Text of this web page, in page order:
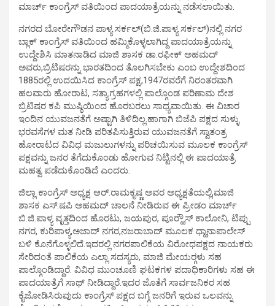
ಮಾರ್ಚ್ ಕಾಂಗ್ರೆಸ್ ವತಿಯಿಂದ ಪಾದಯಾತ್ರೆಯನ್ನು ನಡೆಸಲಾಯಿತು.
ನಗರದ ಬೋರೇಗೌಡನ ಪಾಳ್ಯ ಸರ್ಕಲ್(ಬಿ.ಜಿ.ಪಾಳ್ಯ ಸರ್ಕಲ್)ನಲ್ಲಿ ನಗರ
ಬ್ಲಾಕ್ ಕಾಂಗ್ರೆಸ್ ವತಿಯಿಂದ ಹಮ್ಮಿಕೊಳ್ಳಲಾಗಿದ್ದ ಪಾದಯಾತ್ರೆಯನ್ನು
ಉದ್ದೇಶಿಸಿ ಮಾತನಾಡಿದ ಮಾಜಿ ಶಾಸಕ ಡಾ.ರಫೀಕ್ ಅಹಮದ್
ಅವರು,ಬ್ರಿಟಿಷರನ್ನು ಭಾರತದಿಂದ ತೊಲಗಿಸಬೇಕು ಎಂಬ ಉದ್ದೇಶದಿಂದ
1885ರಲ್ಲಿ ಉದಯಿಸಿದ ಕಾಂಗ್ರೆಸ್ ಪಕ್ಷ,1947ರವರೆಗೆ ನಿರಂತರವಾಗಿ
ಹಲವಾರು ಹೋರಾಟ, ಸತ್ಯಾಗ್ರಹಗಳಲ್ಲಿ ಪಾಲ್ಗೊಂಡ ಪರಿಣಾಮ ದೇಶ
ಬ್ರಿಟಿಷರ ಕಪಿ ಮುಷ್ಠಿಯಿಂದ ಹೊರಬರಲು ಸಾಧ್ಯವಾಯಿತು. ಈ ವಿಚಾರ
ಇಂದಿನ ಯುವಜನತೆಗೆ ಅಷ್ಟಾಗಿ ತಿಳಿದಿಲ್ಲ.ಹಾಗಾಗಿ ಬಿಜೆಪಿ ಪಕ್ಷದ ಸುಳ್ಳು
ಭರವಸೆಗಳ ಮತ ನೀಡಿ ಪರಿತಪಿಸುತ್ತಿರುವ ಯುವಜನತೆಗೆ ಸ್ವಾತಂತ್ರ
ಹೋರಾಟದ ವಿವಿಧ ಮಜುಲುಗಳನ್ನು ಪರಿಚಯಿಸುವ ಮೂಲಕ ಕಾಂಗ್ರೆಸ್
ಪಕ್ಷವನ್ನು ಜನರ ತೆಗೆದುಕೊಂಡು ಹೋಗುವ ನಿಟ್ಟಿನಲ್ಲಿ ಈ ಪಾದಯಾತ್ರೆ
ಮಹತ್ವ ಪಡೆದುಕೊಂಡಿದೆ ಎಂದರು.
ಜಿಲ್ಲಾ ಕಾಂಗ್ರೆಸ್ ಅಧ್ಯಕ್ಷ ಆರ್.ರಾಮಕೃಷ್ಣ ಅವರ ಅಧ್ಯಕ್ಷತೆಯಲ್ಲಿ,ಮಾಜಿ
ಶಾಸಕ ಎಸ್.ಷಪಿ ಅಹಮದ್ ಚಾಲನೆ ನೀಡಿರುವ ಈ ಪ್ರೀಡಂ ಮಾರ್ಚ್
ಬಿ.ಜಿ.ಪಾಳ್ಯ ವೃತ್ತದಿಂದ ಹೊರಟು, ಜಯಪುರ, ಪೂರ್‍ಹೌಸ್ ಕಾಲೋನಿ, ಟಿಪ್ಪು
ನಗರ, ಕುರಿಪಾಳ್ಯ,ಅಜಾದ್ ನಗರ,ನಜರಾಬಾದ್ ಮೂಲಕ ಧ್ಹಾನಾಪಾಲೇಸ್
ಬಳಿ ಕೊನೆಗೊಳ್ಳಲಿದೆ.ಇದರಲ್ಲಿ ನಗರಪಾಲಿಕೆಯ ವಿರೋಧಪಕ್ಷದ ನಾಯಕರು
ಸೇರಿದಂತೆ ಪಾಲಿಕೆಯ ಎಲ್ಲಾ ಸದಸ್ಯರು, ಮಾಜಿ ಮೇಯರ್‍ಗಳು ಸಹ
ಪಾಲ್ಗೊಂಡಿದ್ದಾರೆ. ವಿವಿಧ ಮುಂಚೂಣಿ ಘಟಕಗಳ ಪದಾಧಿಕಾರಿಗಳು ಸಹ ಈ
ಪಾದಯಾತ್ರೆಗೆ ಸಾಥ್ ನೀಡಿದ್ದಾರೆ.ಇದರ ಜೊತೆಗೆ ಸಾರ್ವಜನಿಕರ ಸಹ
ಕೈಜೋಡಿಸಿರುವುದು ಕಾಂಗ್ರೆಸ್ ಪಕ್ಷದ ಬಗ್ಗೆ ಜನರಿಗೆ ಇರುವ ಒಲವನ್ನು